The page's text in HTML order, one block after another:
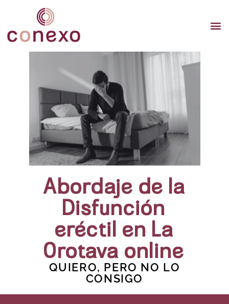
Abordaje de la
Disfunción
eréctil en La
Orotava online
QUIERO, PERO NO LO
CONSIGO